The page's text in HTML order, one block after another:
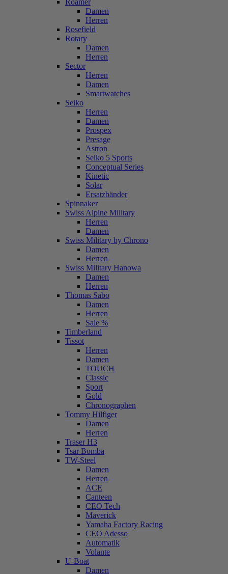
Roamer
Damen
Herren
Rosefield
Rotary
Damen
Herren
Sector
Herren
Damen
Smartwatches
Seiko
Herren
Damen
Prospex
Presage
Astron
Seiko 5 Sports
Conceptual Series
Kinetic
Solar
Ersatzbänder
Spinnaker
Swiss Alpine Military
Herren
Damen
Swiss Military by Chrono
Damen
Herren
Swiss Military Hanowa
Damen
Herren
Thomas Sabo
Damen
Herren
Sale %
Timberland
Tissot
Herren
Damen
TOUCH
Classic
Sport
Gold
Chronographen
Tommy Hilfiger
Damen
Herren
Traser H3
Tsar Bomba
TW-Steel
Damen
Herren
ACE
Canteen
CEO Tech
Maverick
Yamaha Factory Racing
CEO Adesso
Automatik
Volante
U-Boat
Damen